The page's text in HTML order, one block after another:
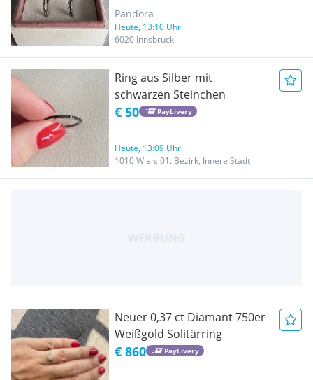
Pandora
Heute, 13:10 Uhr
6020 Innsbruck
Ring aus Silber mit
schwarzen Steinchen
€ 50 PayLivery
Heute, 13:09 Uhr
1010 Wien, 01. Bezirk, Innere Stadt
Neuer 0,37 ct Diamant 750er
Weißgold Solitärring
€ 860 PayLivery